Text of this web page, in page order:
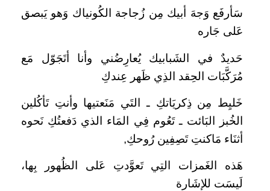
سَأرفَع وَجهَ أبيك مِن زُجاجة الكُونياك وَهو يَبصق
عَلى جَاره
حَديدٌ في الشَبابيك يُعارِضُني وأنا أتَجَوّل مَع
مُرَكَّبَات الحِقد الذِي ظَهر عِندكِ
خَليِط مِن ذِكريَاتكِ ـ التَي مَنَعتيها وأنتِ تَأكُلين
الخُبز البَائت ـ تَعُوم فِي المَاء الذي دَفعتُكِ نَحوه
أثنَاء مَاكنتِ تَصِفِين رُوحكِ,
هَذه الغَمزات التِي تَعوَّدتِ عَلى الظُهور بِها،
لَيسَت للإشَارة